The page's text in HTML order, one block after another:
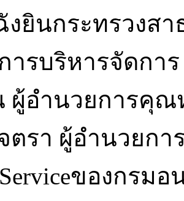
ยินกระทรวงส
รบริหารจัดกา
ผู้อำนวยการคุ
ตรา ผู้อำนวยก
ของกรม